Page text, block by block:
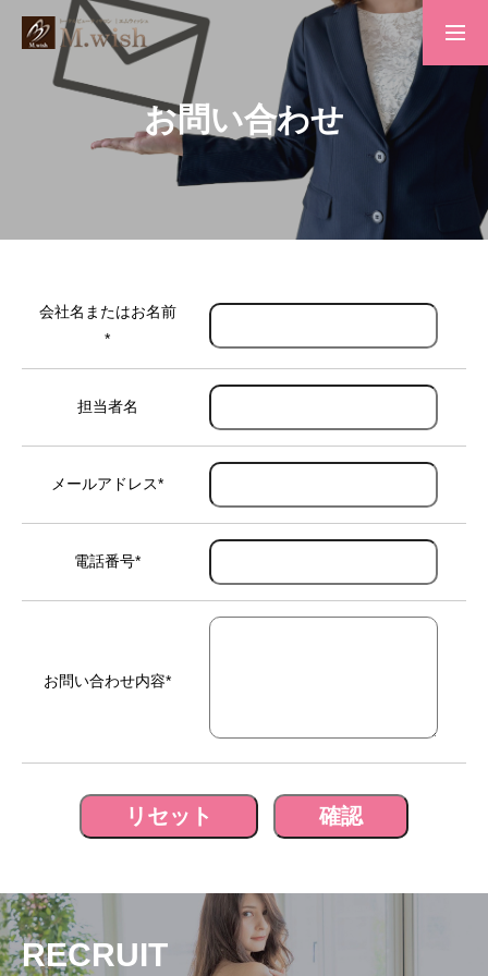
トップページ
お問い合わせ
プライバシーポリシー
ブログ
お問い合わせ
会社名またはお名前
*
担当者名
メールアドレス*
電話番号*
お問い合わせ内容*
RECRUIT